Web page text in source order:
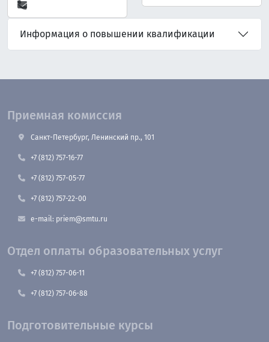
Информация о повышении квалификации
Приемная комиссия
Санкт-Петербург, Ленинский пр., 101
+7 (812) 757-16-77
+7 (812) 757-05-77
+7 (812) 757-22-00
e-mail: priem@smtu.ru
Отдел оплаты образовательных услуг
+7 (812) 757-06-11
+7 (812) 757-06-88
Подготовительные курсы